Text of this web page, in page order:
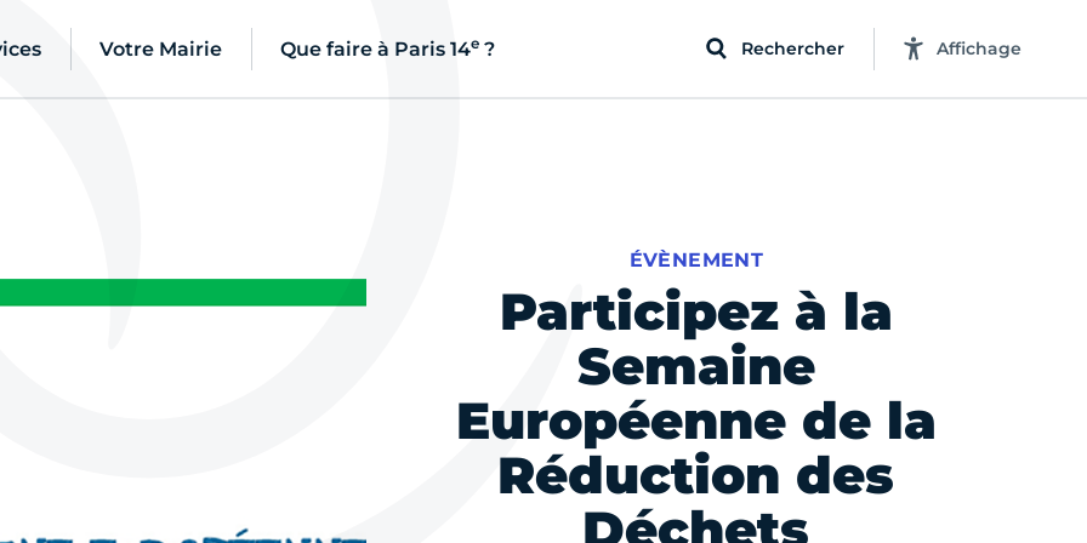
Votre Mairie Que faire à Paris 14e ? Rechercher Affichage
Participez à la
Semaine
Européenne de la
Réduction des
Déchets
ÉVÈNEMENT